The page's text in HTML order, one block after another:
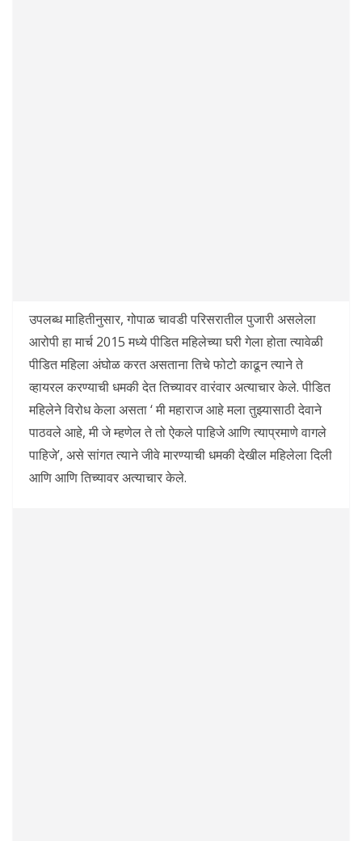
उपलब्ध माहितीनुसार, गोपाळ चावडी परिसरातील पुजारी असलेला
आरोपी हा मार्च 2015 मध्ये पीडित महिलेच्या घरी गेला होता त्यावेळी
पीडित महिला अंघोळ करत असताना तिचे फोटो काढून त्याने ते
व्हायरल करण्याची धमकी देत तिच्यावर वारंवार अत्याचार केले. पीडित
महिलेने विरोध केला असता ‘ मी महाराज आहे मला तुझ्यासाठी देवाने
पाठवले आहे, मी जे म्हणेल ते तो ऐकले पाहिजे आणि त्याप्रमाणे वागले
पाहिजे’, असे सांगत त्याने जीवे मारण्याची धमकी देखील महिलेला दिली
आणि आणि तिच्यावर अत्याचार केले.